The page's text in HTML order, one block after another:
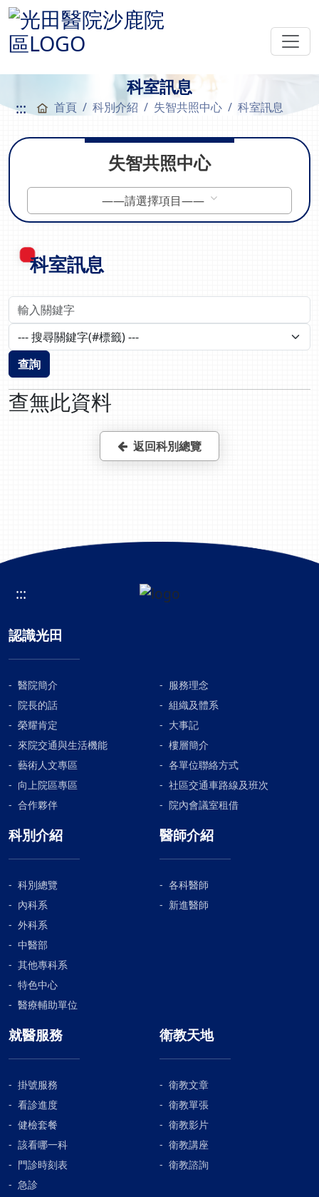
科室訊息
::: 首頁 科別介紹 失智共照中心 科室訊息
失智共照中心
——請選擇項目——
科室訊息
查詢
查無此資料
返回科別總覽
:::
認識光田
醫院簡介
服務理念
院長的話
組織及體系
榮耀肯定
大事記
來院交通與生活機能
樓層簡介
藝術人文專區
各單位聯絡方式
向上院區專區
社區交通車路線及班次
合作夥伴
院內會議室租借
科別介紹
科別總覽
內科系
外科系
中醫部
其他專科系
特色中心
醫療輔助單位
醫師介紹
各科醫師
新進醫師
就醫服務
掛號服務
看診進度
健檢套餐
該看哪一科
門診時刻表
急診
衛教天地
衛教文章
衛教單張
衛教影片
衛教講座
衛教諮詢